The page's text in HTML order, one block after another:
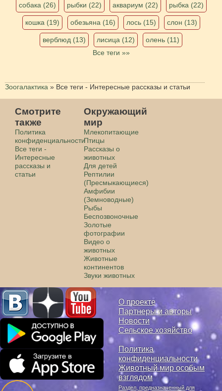
собака (26) рыбки (22) аквариум (22) рыбка (22)
кошка (19) обезьяна (16) лось (15) слон (13)
верблюд (13) лисица (12)
олень (11)
Все теги »»
Зоогалактика » Все теги - Интересные рассказы и статьи
Смотрите
также
Политика
конфиденциальности
Все теги -
Интересные
рассказы и
статьи
Окружающий
мир
Млекопитающие
Птицы
Рассказы о
животных
Для детей
Рептилии
(Пресмыкающиеся)
Амфибии
(Земноводные)
Рыбы
Беспозвоночные
Золотые
фотографии
Видео о
животных
Животные
континентов
Звуки животных
О проекте
Партнеры и авторы
Новости
Сельское хозяйство
Политика
конфиденциальности
Животный мир особым
взглядом
Раздел, предназначенный для